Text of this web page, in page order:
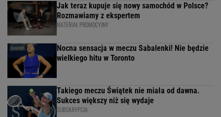
Jak teraz kupuje się nowy samochód w Polsce?
Rozmawiamy z ekspertem
MATERIAŁ PROMOCYJNY
Nocna sensacja w meczu Sabalenki! Nie będzie
wielkiego hitu w Toronto
Takiego meczu Świątek nie miała od dawna.
Sukces większy niż się wydaje
SUBSKRYPCJA